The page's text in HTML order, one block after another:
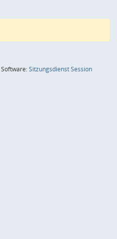
Software:SitzungsdienstSession(Wird in